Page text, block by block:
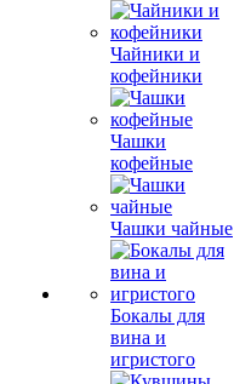
Чайники и
кофейники
Чашки
кофейные
Чашки чайные
Бокалы для
вина и
игристого